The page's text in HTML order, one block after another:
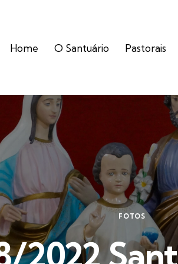
Home O Santuário Pastorais
FOTOS
2022